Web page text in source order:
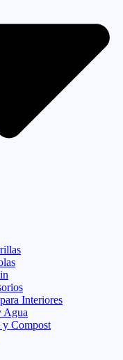
Interiores
Agua
y Compost